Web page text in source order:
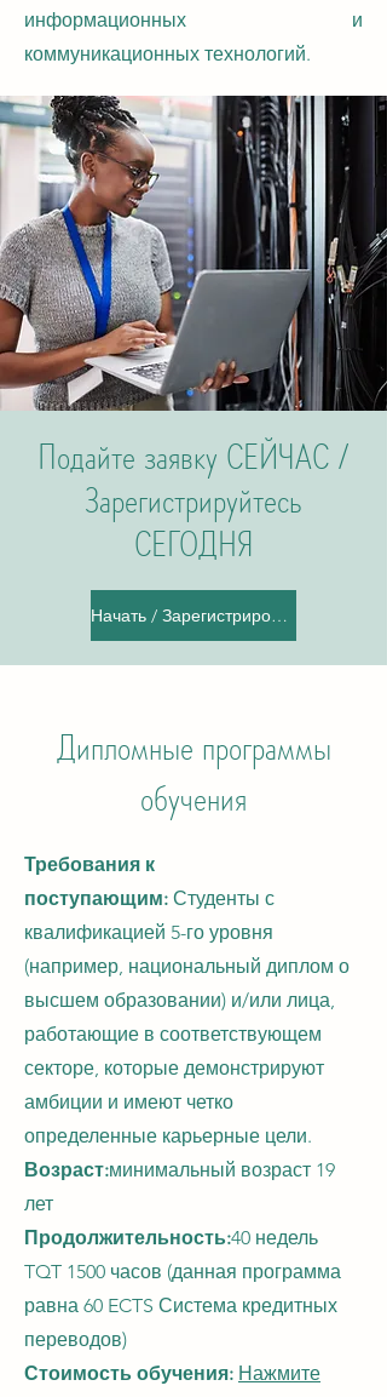
информационных и
коммуникационных технологий.
Подайте заявку СЕЙЧАС /
Зарегистрируйтесь
СЕГОДНЯ
Начать / Зарегистрироваться
Дипломные программы
обучения
Требования к
поступающим: Студенты с
квалификацией 5-го уровня
(например, национальный диплом о
высшем образовании) и/или лица,
работающие в соответствующем
секторе, которые демонстрируют
амбиции и имеют четко
определенные карьерные цели.
Возраст:минимальный возраст 19
лет
Продолжительность:40 недель
TQT 1500 часов (данная программа
равна 60 ECTS Система кредитных
переводов)
Стоимость обучения: Нажмите